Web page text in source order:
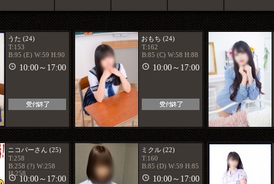
うた (24)
T:153
B:95 (E) W:59 H:90
10:00～17:00
おもち (24)
T:162
B:85 (C) W:58 H:88
10:00～17:00
ニコパーさん (25)
T:258
B:258 (?) W:258
H:258
10:00～17:00
ミクル (22)
T:160
B:85 (D) W:59 H:85
10:00～17:00